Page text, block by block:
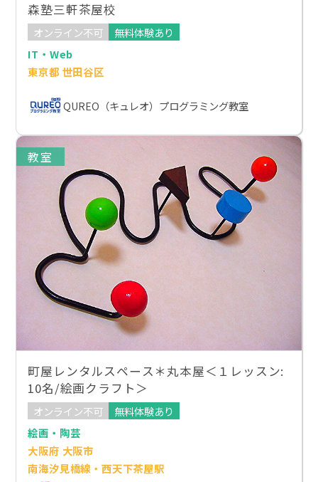
森塾三軒茶屋校
オンライン不可
無料体験あり
IT・Web
東京都 世田谷区
QUREO（キュレオ）プログラミング教室
教室
町屋レンタルスペース＊丸本屋＜１レッスン:
10名/絵画クラフト＞
オンライン不可
無料体験あり
絵画・陶芸
大阪府 大阪市
南海汐見橋線・西天下茶屋駅